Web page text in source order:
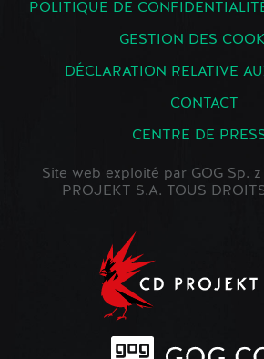
POLITIQUE DE
GESTION DES
DÉCLARATION RELATIVE
CONTACT
CENTRE DE
Site web exploité par GOG Sp.
PROJEKT S.A. TOUS